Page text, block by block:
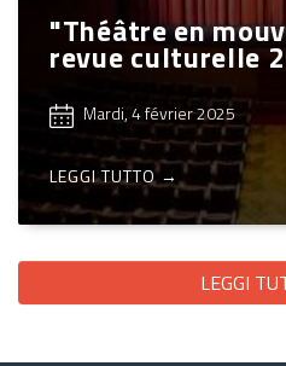
"Théâtre en
revue culturelle
Mardi, 4 février 2025
LEGGI TUTTO →
LEGGI